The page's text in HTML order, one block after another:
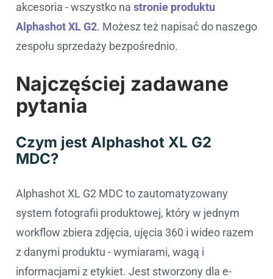
akcesoria - wszystko na stronie produktu
Alphashot XL G2. Możesz też napisać do naszego
zespołu sprzedaży bezpośrednio.
Najczęściej zadawane
pytania
Czym jest Alphashot XL G2
MDC?
Alphashot XL G2 MDC to zautomatyzowany
system fotografii produktowej, który w jednym
workflow zbiera zdjęcia, ujęcia 360 i wideo razem
z danymi produktu - wymiarami, wagą i
informacjami z etykiet. Jest stworzony dla e-